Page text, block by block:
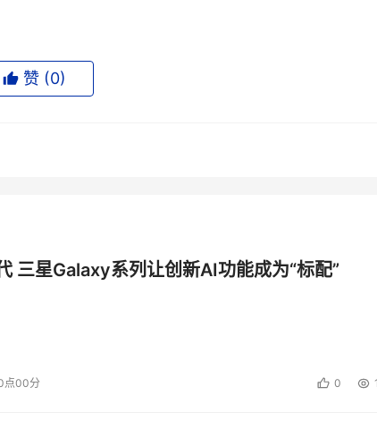
赞 (0)
三星Galaxy系列让创新AI功能成为“标配”
点00分 0